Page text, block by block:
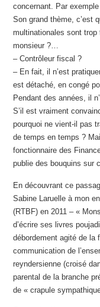
concernant. Par
Son grand thème, c’est
multinationales sont
monsieur ?…
– Contrôleur fiscal ?
– En fait, il n’est
est détaché, en congé
Pendant des années, il
S’il est vraiment
pourquoi ne vient-il pas
de temps en temps ?
fonctionnaire des
publie des bouquins sur
En découvrant ce
Sabine Laruelle à mon
(RTBF) en 2011 – «
d’écrire ses livres
débordement agité de la
communication de
reyndersienne (croisé
parental de la branche
de « crapule